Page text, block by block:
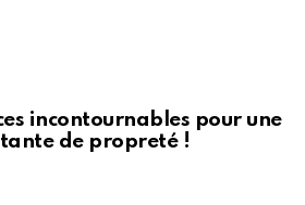
incontournables pour une
de propreté !